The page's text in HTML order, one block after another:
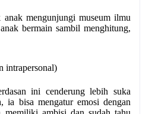
anak mengunjungi museum ilmu
bermain sambil menghitung,
intrapersonal)
ini cenderung lebih suka
ia bisa mengatur emosi dengan